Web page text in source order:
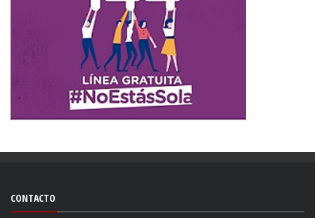
CONTACTO